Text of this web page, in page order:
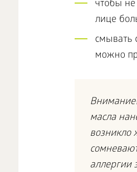
чтобы
лице
смывать
можно
масла
возникло
аллергии